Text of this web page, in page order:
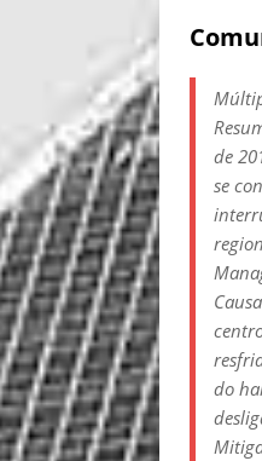
de
se
do